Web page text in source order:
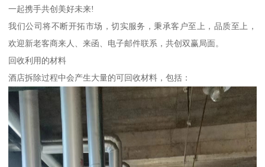
一起携手共创美好未来!
我们公司将不断开拓市场，切实服务，秉承客户至上，品质至上，
欢迎新老客商来人、来函、电子邮件联系，共创双赢局面。
回收利用的材料
酒店拆除过程中会产生大量的可回收材料，包括：